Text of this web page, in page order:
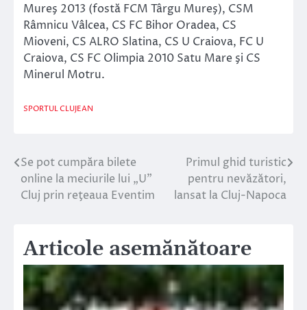
Mureş 2013 (fostă FCM Târgu Mureş), CSM
Râmnicu Vâlcea, CS FC Bihor Oradea, CS
Mioveni, CS ALRO Slatina, CS U Craiova, FC U
Craiova, CS FC Olimpia 2010 Satu Mare şi CS
Minerul Motru.
SPORTUL CLUJEAN
Navigare
în
Se pot cumpăra bilete
online la meciurile lui „U”
Cluj prin reţeaua Eventim
Primul ghid turistic
pentru nevăzători,
lansat la Cluj-Napoca
Articole asemănătoare